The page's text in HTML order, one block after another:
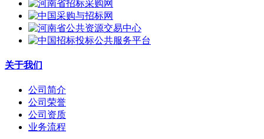
关于我们
公司简介
公司荣誉
公司资质
业务流程